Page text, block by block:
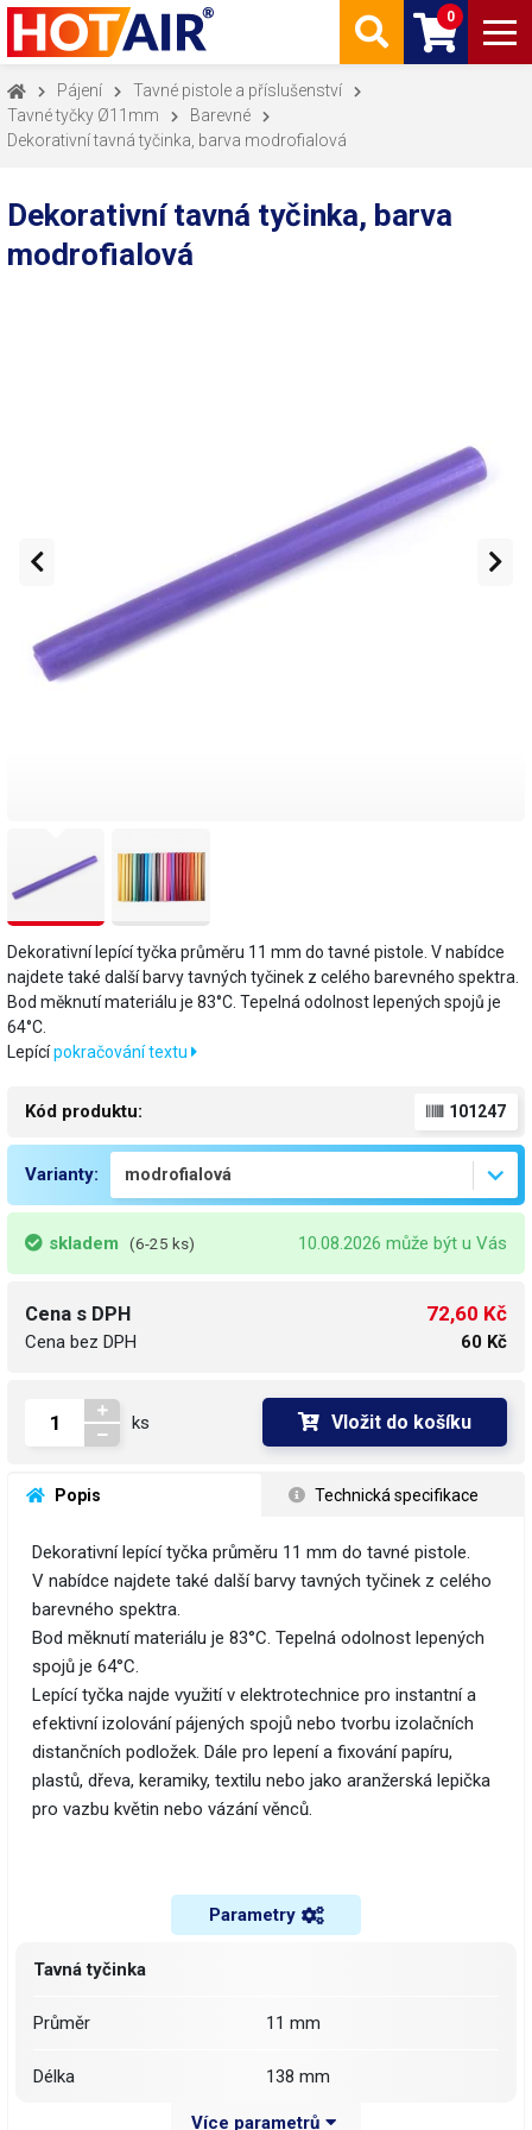
0
Pájení
Tavné pistole a příslušenství
Tavné tyčky Ø11mm
Barevné
Dekorativní tavná tyčinka, barva modrofialová
Dekorativní tavná tyčinka, barva
modrofialová
Dekorativní lepící tyčka průměru 11 mm do tavné pistole. V nabídce
najdete také další barvy tavných tyčinek z celého barevného spektra.
Bod měknutí materiálu je 83°C. Tepelná odolnost lepených spojů je
64°C.
​Lepícípokračování textu
Kód produktu: 101247
Varianty:
skladem (6-25 ks) 10.08.2026 může být u Vás
Cena s DPH
Cena bez DPH
72,60 Kč
60 Kč
ks Vložit do košíku
Popis Technická specifikace
Dekorativní lepící tyčka průměru 11 mm do tavné pistole.
V nabídce najdete také další barvy tavných tyčinek z celého
barevného spektra.
Bod měknutí materiálu je 83°C. Tepelná odolnost lepených
spojů je 64°C.
​Lepící tyčka najde využití v elektrotechnice pro instantní a
efektivní izolování pájených spojů nebo tvorbu izolačních
distančních podložek. Dále pro lepení a fixování papíru,
plastů, dřeva, keramiky, textilu nebo jako aranžerská lepička
pro vazbu květin nebo vázání věnců.
Parametry
Tavná tyčinka
Průměr 11 mm
Délka 138 mm
Více parametrů